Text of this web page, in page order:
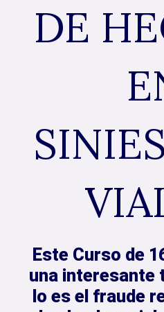
DE
Este Curso de
una interesante
lo es el fraude